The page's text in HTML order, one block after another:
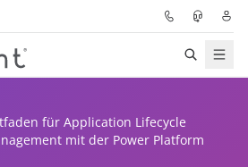
für Application Lifecycle
mit der Power Platform